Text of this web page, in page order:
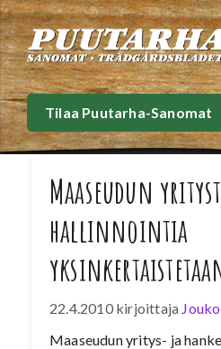
Siirry
sisältöön
Tilaa Puutarha-Sanomat
Maaseudun
hallinnointia
22.4.2010 kirjoittaja
Maaseudun yritys- ja